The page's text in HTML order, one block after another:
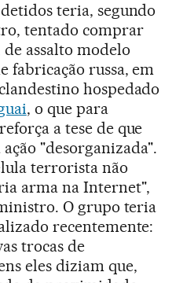
teria, segundo
tentado comprar
assalto modelo
fabricação russa, em
hospedado
, o que para
a tese de que
"desorganizada".
terrorista não
arma na Internet",
O grupo teria
recentemente:
trocas de
eles diziam que,